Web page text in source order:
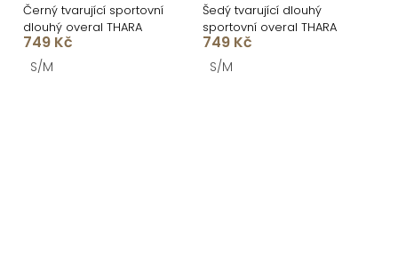
Černý tvarující sportovní
dlouhý overal THARA
749 Kč
S/M
Šedý tvarující dlouhý
sportovní overal THARA
749 Kč
S/M